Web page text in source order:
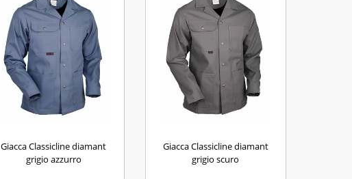
Giacca Classicline diamant
grigio azzurro
Giacca Classicline diamant
grigio scuro